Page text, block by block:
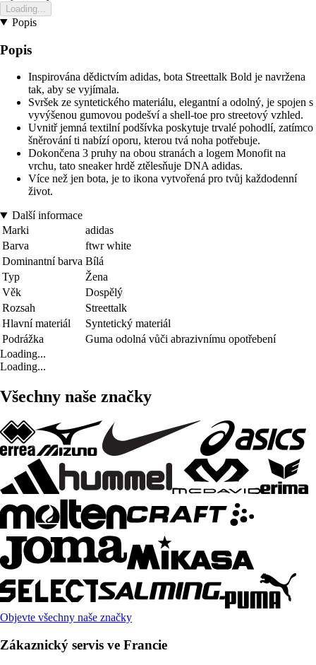
Loading...
Popis
Popis
Inspirována dědictvím adidas, bota Streettalk Bold je navržena
tak, aby se vyjímala.
Svršek ze syntetického materiálu, elegantní a odolný, je spojen s
vyvýšenou gumovou podešví a shell-toe pro streetový vzhled.
Uvnitř jemná textilní podšívka poskytuje trvalé pohodlí, zatímco
šněrování ti nabízí oporu, kterou tvá noha potřebuje.
Dokončena 3 pruhy na obou stranách a logem Monofit na
vrchu, tato sneaker hrdě ztělesňuje DNA adidas.
Více než jen bota, je to ikona vytvořená pro tvůj každodenní
život.
Další informace
Marki
adidas
Barva
ftwr white
Dominantní barva Bílá
Typ
Žena
Věk
Dospělý
Rozsah
Streettalk
Hlavní materiál
Syntetický materiál
Podrážka
Guma odolná vůči abrazivnímu opotřebení
Loading...
Loading...
Všechny naše značky
Objevte všechny naše značky
Zákaznický servis ve Francie